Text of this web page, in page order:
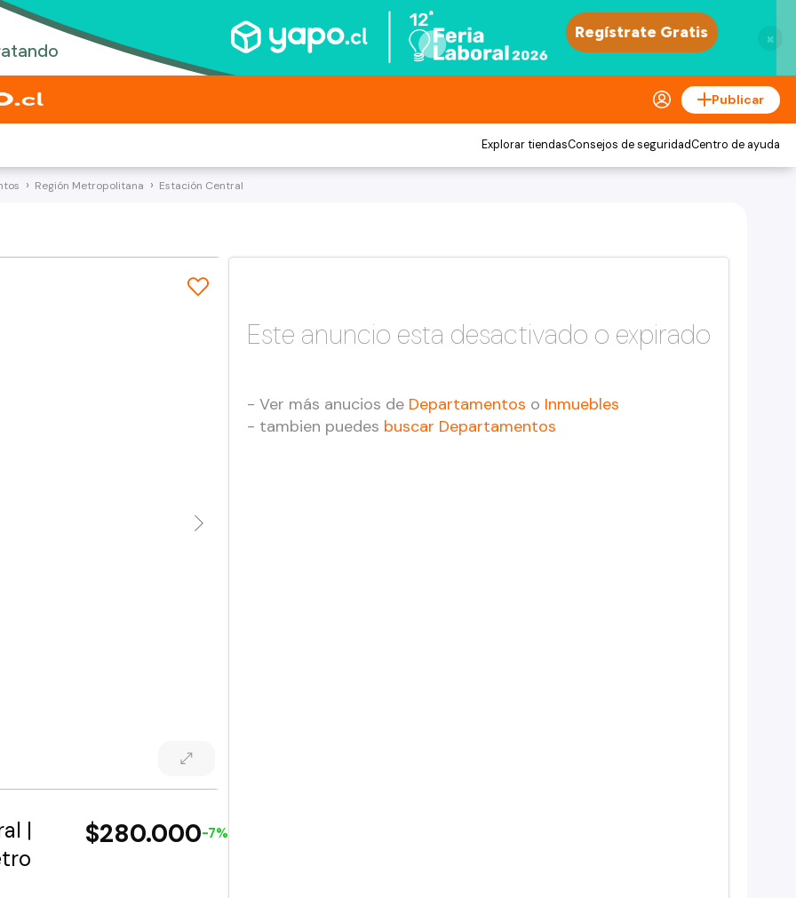
×
Publicar
Explorar tiendasConsejos de seguridadCentro de ayuda
Región Metropolitana Estación Central
|
$280.000-7%
Este anuncio esta desactivado o expirado
- Ver más anucios de Departamentos o Inmuebles
- tambien puedes buscar Departamentos